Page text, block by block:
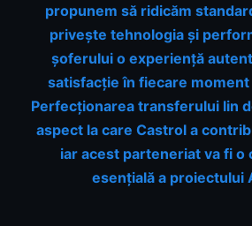
propunem să ridicăm
privește tehnologia și
șoferului o experiență
satisfacție în fiecare
Perfecționarea transferului lin
aspect la care Castrol a
iar acest parteneriat va fi o
esențială a proiectului